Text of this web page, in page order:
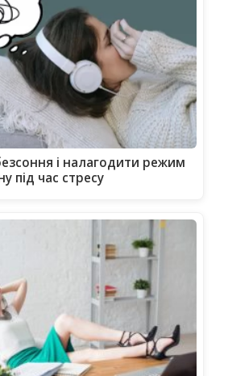
і налагодити режим
під час стресу